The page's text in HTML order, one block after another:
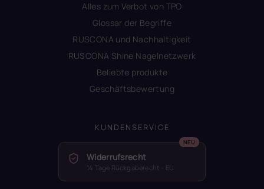
Alles zum Verbot von TPO
Glossar der Begriffe
RUSCONA und Nachhaltigkeit
RUSCONA Shine Nagelnetzwerk
Beliebte produkte
Geschäftsbewertung
KUNDENSERVICE
Widerrufsrecht
14 Tage Rückgaberecht – EU